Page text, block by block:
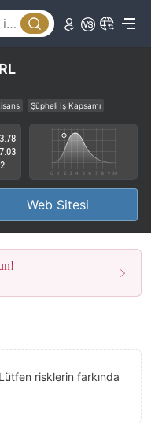
Şüpheli İş Kapsamı
risk
3.78
7.03
Web Sitesi
risklerin farkında